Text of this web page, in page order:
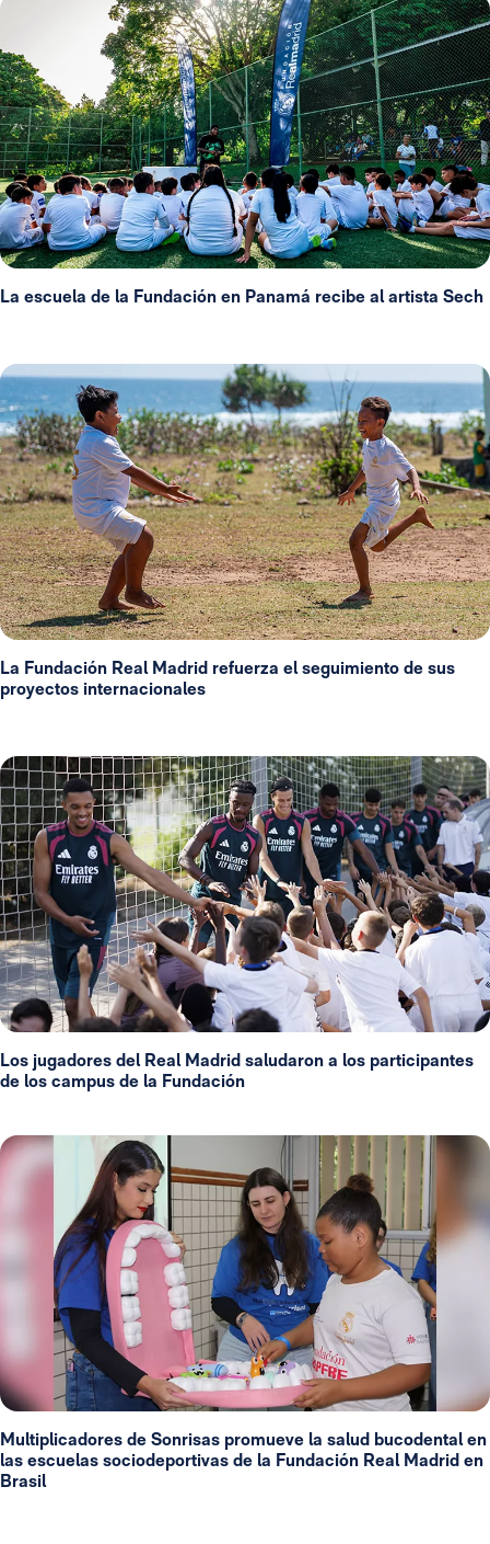
La escuela de la Fundación en Panamá recibe al artista Sech
La Fundación Real Madrid refuerza el seguimiento de sus
proyectos internacionales
Los jugadores del Real Madrid saludaron a los participantes
de los campus de la Fundación
Multiplicadores de Sonrisas promueve la salud bucodental en
las escuelas sociodeportivas de la Fundación Real Madrid en
Brasil